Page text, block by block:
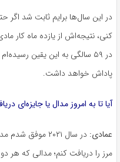
در این سال‌ها برایم ثابت شد
کنی، نتیجه‌اش از یازده ماه کار
در ۵۹ سالگی به این یقین
پاداش خواهد داشت.
آیا تا به امروز مدال یا جایزه‌ای
عمادی: در سال ۲۰۲۱ موفق شدم مدال جهانی
مرز را دریافت کنم؛ مدالی که هر